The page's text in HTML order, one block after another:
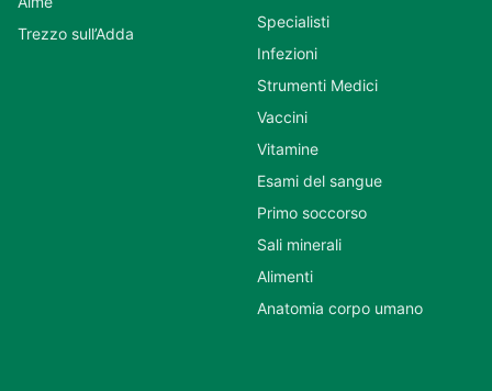
Trezzo sull’Adda
Specialisti
Infezioni
Strumenti Medici
Vaccini
Vitamine
Esami del sangue
Primo soccorso
Sali minerali
Alimenti
Anatomia corpo umano